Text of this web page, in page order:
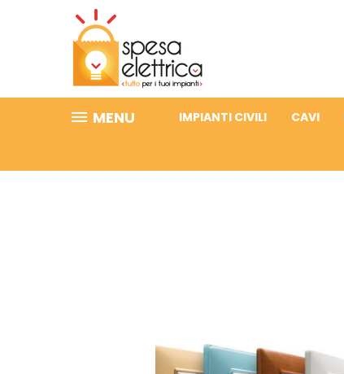
MENU IMPIANTI CIVILI CAVI